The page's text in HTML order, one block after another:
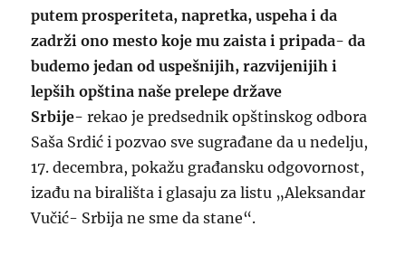
putem prosperiteta, napretka, uspeha i da
zadrži ono mesto koje mu zaista i pripada- da
budemo jedan od uspešnijih, razvijenijih i
lepših opština naše prelepe države
Srbije-rekao je predsednik opštinskog odbora
Saša Srdić i pozvao sve sugrađane da u nedelju,
17. decembra, pokažu građansku odgovornost,
izađu na birališta i glasaju za listu „Aleksandar
Vučić- Srbija ne sme da stane“.